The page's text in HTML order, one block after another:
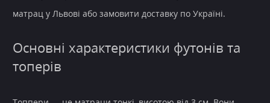
матрац у Львові або замовити доставку по Україні.
Основні характеристики футонів та
топерів